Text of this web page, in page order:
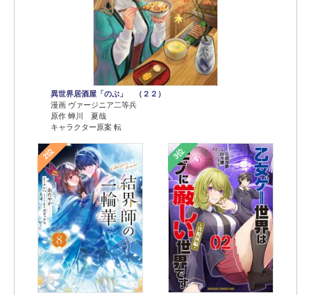
異世界居酒屋「のぶ」 （２２）
漫画 ヴァージニア二等兵
原作 蝉川 夏哉
キャラクター原案 転
2位 3位